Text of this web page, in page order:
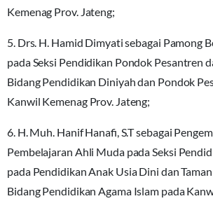
Kemenag Prov. Jateng;
5. Drs. H. Hamid Dimyati sebagai Pamong
pada Seksi Pendidikan Pondok Pesantren
Bidang Pendidikan Diniyah dan Pondok
Kanwil Kemenag Prov. Jateng;
6. H. Muh. Hanif Hanafi, S.T sebagai
Pembelajaran Ahli Muda pada Seksi
pada Pendidikan Anak Usia Dini dan
Bidang Pendidikan Agama Islam pada